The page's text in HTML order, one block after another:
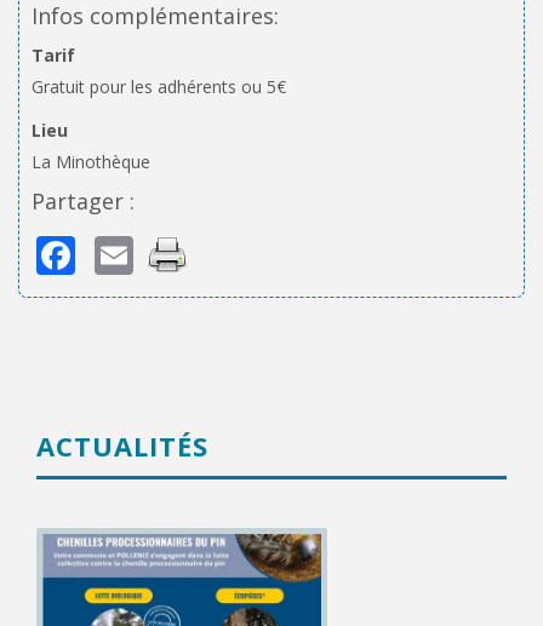
Infos complémentaires:
Tarif
Gratuit pour les adhérents ou 5€
Lieu
La Minothèque
Partager :
Facebook
Email
ACTUALITÉS